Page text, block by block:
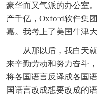
豪华而又气派的办公室
产千亿，Oxford软件集
嘉。我考上了美国牛津
从那以后，我白天
来辛勤劳动和努力奋斗
将各国语言反译成各国
国语言改成想要改成的